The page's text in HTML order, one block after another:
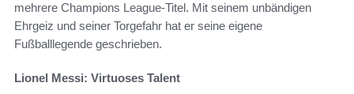
mehrere Champions League-Titel. Mit seinem unbändigen
Ehrgeiz und seiner Torgefahr hat er seine eigene
Fußballlegende geschrieben.
Lionel Messi: Virtuoses Talent